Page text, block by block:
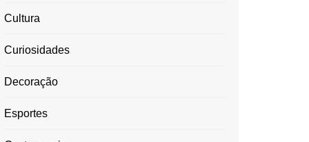
Cultura
Curiosidades
Decoração
Esportes